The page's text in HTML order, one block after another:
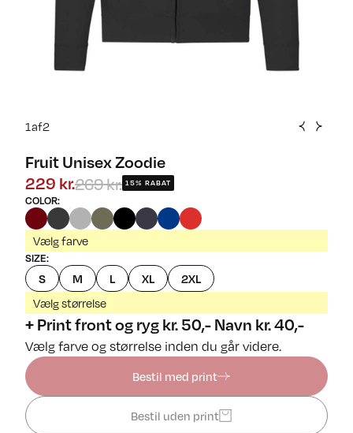
1af2
Fruit Unisex Zoodie
229 kr.269 kr. 15% RABAT
COLOR:
Vælg farve
SIZE:
S M L XL 2XL
Vælg størrelse
+ Print front og ryg kr. 50,- Navn kr. 40,-
Vælg farve og størrelse inden du går videre.
Bestil med print
Bestil uden print